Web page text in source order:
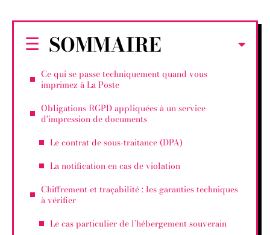
SOMMAIRE
Ce qui se passe techniquement quand vous
imprimez à La Poste
Obligations RGPD appliquées à un service
d’impression de documents
Le contrat de sous-traitance (DPA)
La notification en cas de violation
Chiffrement et traçabilité : les garanties techniques
à vérifier
Le cas particulier de l’hébergement souverain